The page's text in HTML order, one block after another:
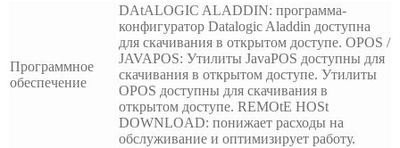
Программное
обеспечение
DAtALOGIC ALADDIN: программа-
конфигуратор Datalogic Aladdin доступна
для скачивания в открытом доступе. OPOS /
JAVAPOS: Утилиты JavaPOS доступны для
скачивания в открытом доступе. Утилиты
OPOS доступны для скачивания в
открытом доступе. REMOtE HOSt
DOWNLOAD: понижает расходы на
обслуживание и оптимизирует работу.